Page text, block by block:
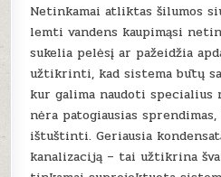
Netinkamai atliktas šilumos
lemti vandens kaupimąsi
sukelia pelėsį ar pažeidžia
užtikrinti, kad sistema būtų
kur galima naudoti specialius
nėra patogiausias
ištuštinti. Geriausia
kanalizaciją – tai užtikrina